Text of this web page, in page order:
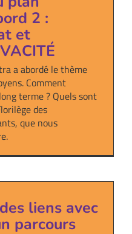
2 :
et
a abordé le thème
Comment
terme ? Quels sont
des
que nous
liens avec
parcours